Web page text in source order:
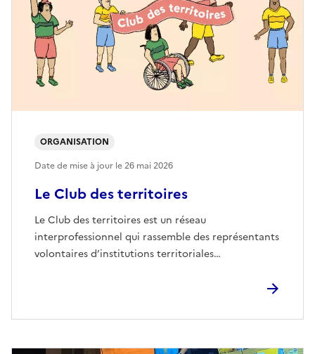
Le Club des territoires
Le Club des territoires est un réseau
interprofessionnel qui rassemble des représentants
volontaires d’institutions territoriales…
ORGANISATION
Date de mise à jour le26 mai 2026